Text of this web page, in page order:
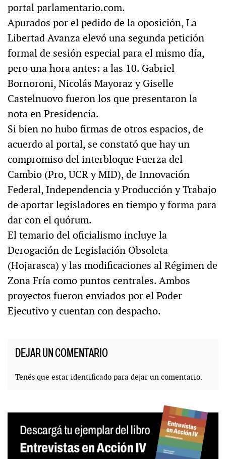
portal parlamentario.com.
Apurados por el pedido de la oposición, La
Libertad Avanza elevó una segunda petición
formal de sesión especial para el mismo día,
pero una hora antes: a las 10. Gabriel
Bornoroni, Nicolás Mayoraz y Giselle
Castelnuovo fueron los que presentaron la
nota en Presidencia.
Si bien no hubo firmas de otros espacios, de
acuerdo al portal, se constató que hay un
compromiso del interbloque Fuerza del
Cambio (Pro, UCR y MID), de Innovación
Federal, Independencia y Producción y Trabajo
de aportar legisladores en tiempo y forma para
dar con el quórum.
El temario del oficialismo incluye la
Derogación de Legislación Obsoleta
(Hojarasca) y las modificaciones al Régimen de
Zona Fría como puntos centrales. Ambos
proyectos fueron enviados por el Poder
Ejecutivo y cuentan con despacho.
DEJAR UN COMENTARIO
Tenés que estar identificado para dejar un comentario.